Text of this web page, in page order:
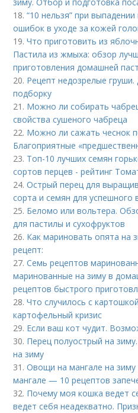
18.“10 нельзя” при
ошибок в уходе за кожей
19.Что приготовить из
Пастила из жмыха: обзор
приготовления домашней
20. Рецепт недозрелые
подборку
21. Можно ли собирать
свойства сушеного чабреца
22. Можно ли сажать чеснок
Благоприятные
23. Топ-10 лучших семян
сортов перцев - рейтинг
24.Острый перец для
сорта и семян для успешного
25. Беломо или вольтера.
для пастилы и сухофруктов
26. Как мариновать опята на
рецепт:
27.Семь рецептов
маринованные на зиму в
рецептов быстрого
28.Что случилось с
картофельный кризис
29. Если ваш кот чудит.
30. Перец полуострый на
на зиму
31.Овощи на мангале на
мангале — 10 рецептов
32. Почему моя кошка ведет
ведет себя неадекватно.